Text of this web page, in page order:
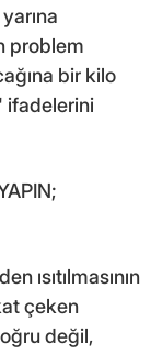
problem
bir kilo
ifadelerini
ısıtılmasının
çeken
değil,